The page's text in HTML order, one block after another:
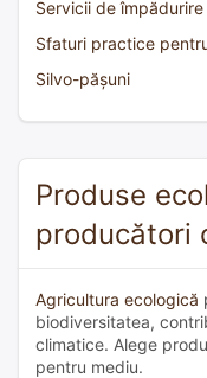
Servicii de împădurire
Sfaturi practice
Silvo-pășuni
Produse
producători
Agricultura ecologică
biodiversitatea,
climatice. Alege
pentru mediu.